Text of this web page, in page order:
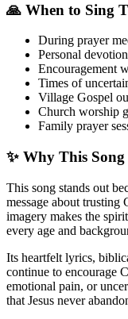
🙏 When to Sing
During prayer
Personal
Encouragement
Times of
Village Gospel
Church worship
Family prayer
✨ Why This Song
This song stands out
message about trusting
imagery makes the
every age and
Its heartfelt lyrics,
continue to encourage
emotional pain, or
that Jesus never